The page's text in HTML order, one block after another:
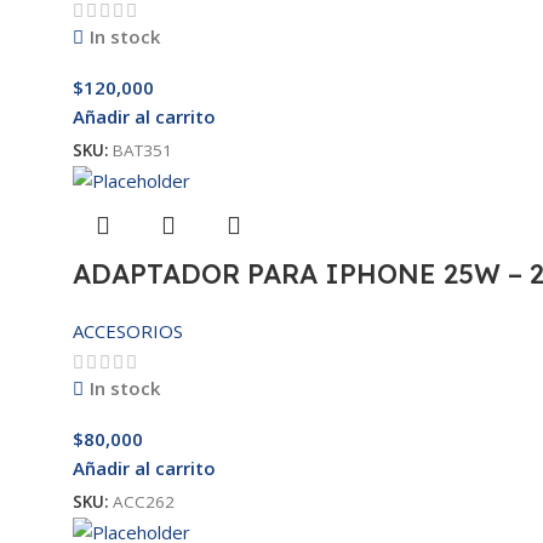
In stock
$120,000
Añadir al carrito
SKU: BAT351
ADAPTADOR PARA IPHONE 25W –
ACCESORIOS
In stock
$80,000
Añadir al carrito
SKU: ACC262